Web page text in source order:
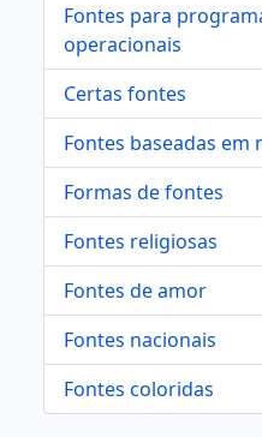
Fontes para
operacionais
Certas fontes
Fontes baseadas em
Formas de fontes
Fontes religiosas
Fontes de amor
Fontes nacionais
Fontes coloridas